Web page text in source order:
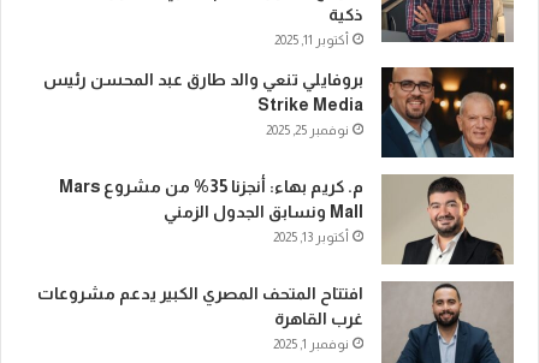
ذكية
أكتوبر 11, 2025
بروفايلي تنعي والد طارق عبد المحسن رئيس
Strike Media
نوفمبر 25, 2025
م. كريم بهاء: أنجزنا 35% من مشروع Mars
Mall ونسابق الجدول الزمني
أكتوبر 13, 2025
افتتاح المتحف المصري الكبير يدعم مشروعات
غرب القاهرة
نوفمبر 1, 2025